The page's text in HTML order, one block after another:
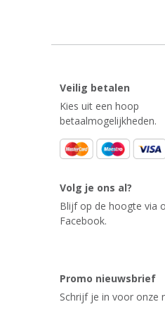
Veilig betalen
Kies uit een hoop
betaalmogelijkheden.
Volg je ons al?
Blijf op de hoogte via
Facebook.
Promo nieuwsbrief
Schrijf je in voor onze